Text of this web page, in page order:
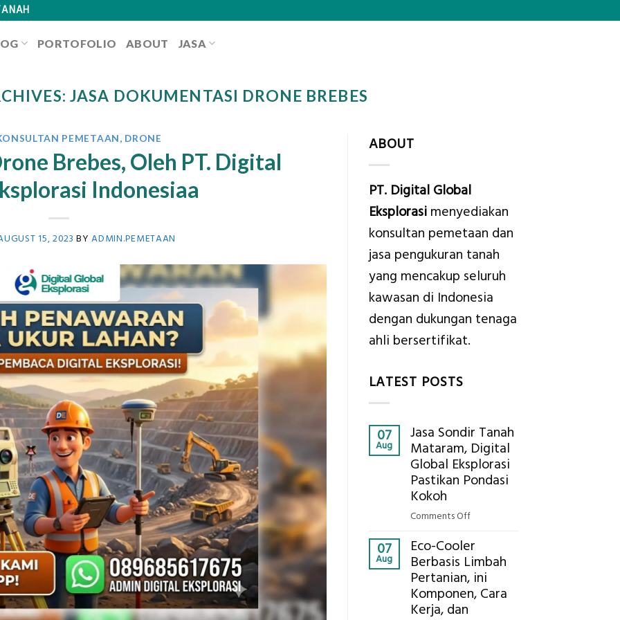
PORTOFOLIO ABOUT JASA
JASA DOKUMENTASI DRONE BREBES
PEMETAAN, DRONE
Brebes, Oleh PT. Digital
Indonesiaa
15, 2023 BYADMIN.PEMETAAN
ABOUT
PT. Digital Global
Eksplorasimenyediakan
konsultan pemetaan dan
jasa pengukuran tanah
yang mencakup seluruh
kawasan di Indonesia
dengan dukungan tenaga
ahli bersertifikat.
LATEST POSTS
07
Aug
Jasa Sondir Tanah
Mataram, Digital
Global Eksplorasi
Pastikan Pondasi
Kokoh
Comments Offon
Sondir
Tanah
Mataram,
Digital
07
Aug
Eco-Cooler
Berbasis Limbah
Pertanian, ini
Komponen, Cara
Kerja, dan